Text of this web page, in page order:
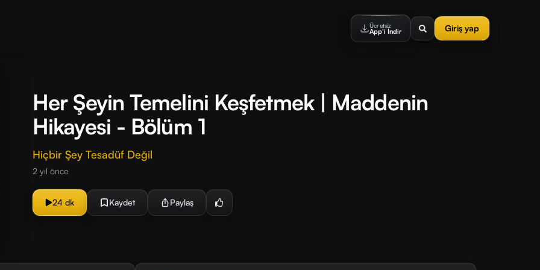
Ücretsiz
App'i İndir Giriş yap
Her Şeyin Temelini Keşfetmek | Maddenin
Hikayesi - Bölüm 1
Hiçbir Şey Tesadüf Değil
2 yıl önce
24 dk Kaydet Paylaş